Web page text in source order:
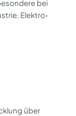
bei
Elektro-
über